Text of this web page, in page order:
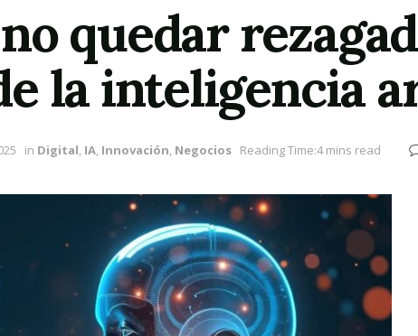
quedar
la inteligencia
in Digital, IA, Innovación, Negocios Reading Time:4 mins read